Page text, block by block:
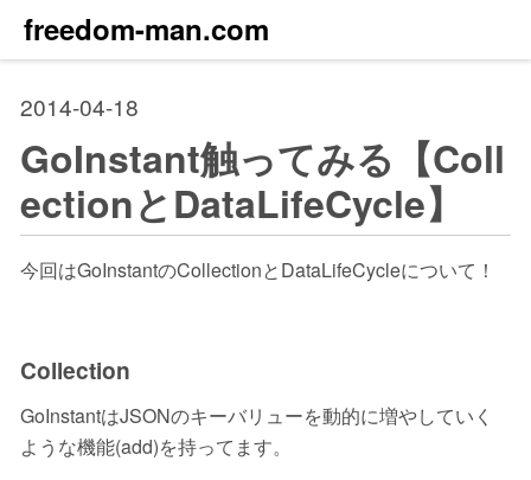
freedom-man.com
2014-04-18
GoInstant触ってみる【Coll
ectionとDataLifeCycle】
今回はGoInstantのCollectionとDataLifeCycleについて！
Collection
GoInstantはJSONのキーバリューを動的に増やしていく
ような機能(add)を持ってます。